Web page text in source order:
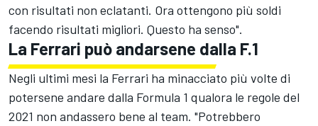
con risultati non eclatanti. Ora ottengono più soldi
facendo risultati migliori. Questo ha senso".
La Ferrari può andarsene dalla F.1
Negli ultimi mesi la Ferrari ha minacciato più volte di
potersene andare dalla Formula 1 qualora le regole del
2021 non andassero bene al team. "Potrebbero